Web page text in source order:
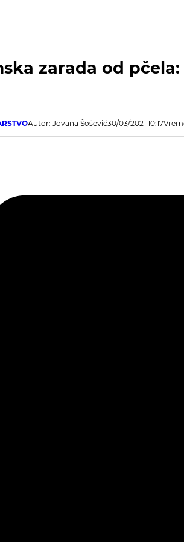
zarada od
Autor: Jovana Šošević30/03/2021 10:17